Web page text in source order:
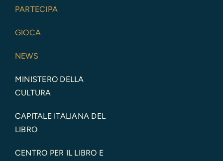
PARTECIPA
GIOCA
NEWS
MINISTERO DELLA
CULTURA
CAPITALE ITALIANA DEL
LIBRO
CENTRO PER IL LIBRO E